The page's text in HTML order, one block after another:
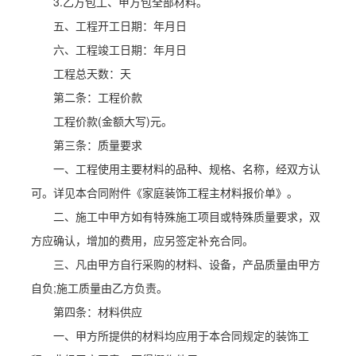
五、工程开工日期：年月日
六、工程竣工日期：年月日
工程总天数：天
第二条：工程价款
工程价款(金额大写)元。
第三条：质量要求
一、工程使用主要材料的品种、规格、名称，经双方认
可。详见本合同附件《家庭装饰工程主材料报价单》。
二、施工中甲方如有特殊施工项目或特殊质量要求，双
方应确认，增加的费用，应另签定补充合同。
三、凡由甲方自行采购的材料、设备，产品质量由甲方
自负;施工质量由乙方负责。
第四条：材料供应
一、甲方所提供的材料均应用于本合同规定的装饰工